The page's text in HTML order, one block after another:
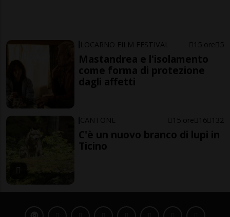
LOCARNO FILM FESTIVAL 15 ore 5
Mastandrea e l'isolamento
come forma di protezione
dagli affetti
CANTONE 15 ore 16 132
C'è un nuovo branco di lupi in
Ticino